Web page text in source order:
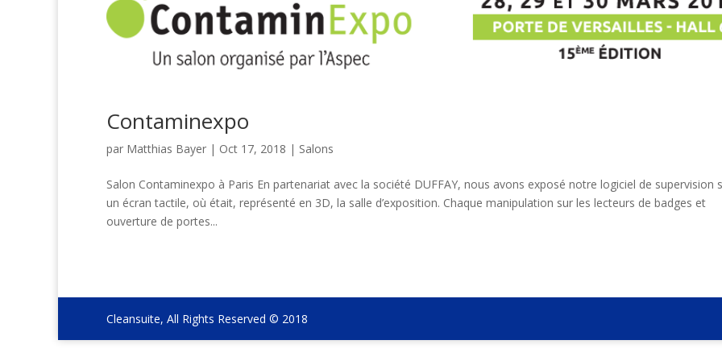
Contaminexpo
par Matthias Bayer | Oct 17, 2018 | Salons
Salon Contaminexpo à Paris En partenariat avec la société DUFFAY, nous avons exposé notre logiciel de supervision
un écran tactile, où était, représenté en 3D, la salle d’exposition. Chaque manipulation sur les lecteurs de badges et
ouverture de portes...
Cleansuite, All Rights Reserved © 2018